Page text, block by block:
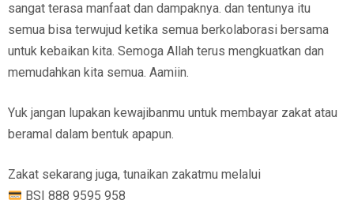
sangat terasa manfaat dan dampaknya. dan tentunya itu
semua bisa terwujud ketika semua berkolaborasi bersama
untuk kebaikan kita. Semoga Allah terus mengkuatkan dan
memudahkan kita semua. Aamiin.
Yuk jangan lupakan kewajibanmu untuk membayar zakat atau
beramal dalam bentuk apapun.
Zakat sekarang juga, tunaikan zakatmu melalui
BSI 888 9595 958